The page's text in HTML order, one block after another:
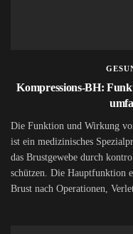
Kompressions-BH:
Die Funktion und Wirkung
ist ein medizinisches
das Brustgewebe durch
schützen. Die Hauptfunktion
Brust nach Operationen,